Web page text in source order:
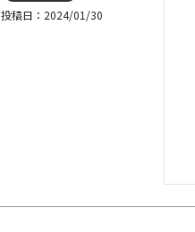
投稿日 2024/01/30